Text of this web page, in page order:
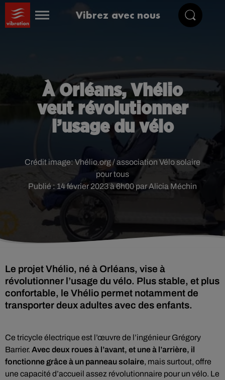
Vibrez avec nous
À Orléans, Vhélio
veut révolutionner
l’usage du vélo
Publié : 14 février 2023 à 6h00 par Alicia Méchin
Crédit image: Vhélio.org / association Vélo solaire
pour tous
Le projet Vhélio, né à Orléans, vise à
révolutionner l’usage du vélo. Plus stable, et plus
confortable, le Vhélio permet notamment de
transporter deux adultes avec des enfants.
Ce tricycle électrique est l’œuvre de l’ingénieur Grégory
Barrier. Avec deux roues à l’avant, et une à l’arrière, il
fonctionne grâce à un panneau solaire, mais surtout, offre
une capacité d’accueil assez révolutionnaire pour un vélo. Le